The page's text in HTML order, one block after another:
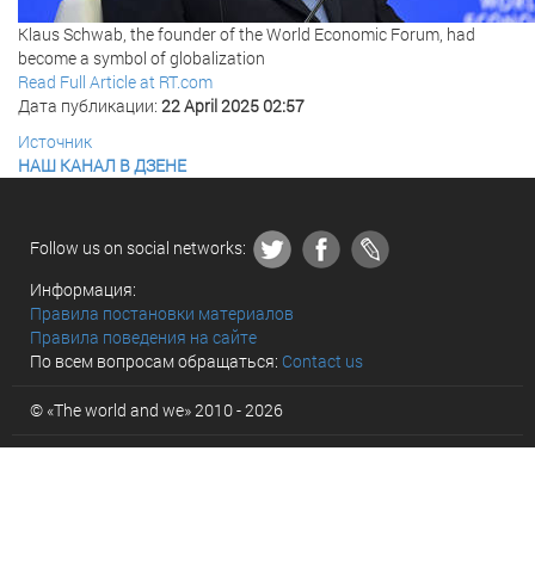
Klaus Schwab, the founder of the World Economic Forum, had
become a symbol of globalization
Read Full Article at RT.com
Дата публикации: 22 April 2025 02:57
Источник
НАШ КАНАЛ В ДЗЕНЕ
Follow us on social networks:
Информация:
Правила постановки материалов
Правила поведения на сайте
По всем вопросам обращаться: Contact us
© «The world and we» 2010 - 2026